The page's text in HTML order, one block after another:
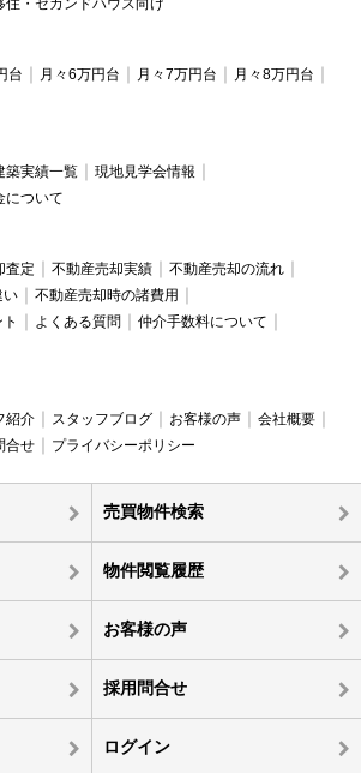
台 月々6万円台 月々7万円台
月々8万円台
築実績一覧
現地見学会情報
について
査定 不動産売却実績
不動産売却の流れ
い
不動産売却時の諸費用
よくある質問
仲介手数料について
紹介 スタッフブログ お客様の声
会社概要
合せ プライバシーポリシー
売買物件検索
物件閲覧履歴
お客様の声
採用問合せ
ログイン